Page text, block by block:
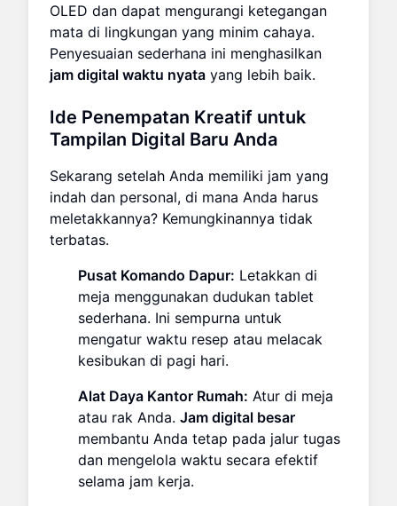
OLED dan dapat mengurangi ketegangan
mata di lingkungan yang minim cahaya.
Penyesuaian sederhana ini menghasilkan
jam digital waktu nyata yang lebih baik.
Ide Penempatan Kreatif untuk
Tampilan Digital Baru Anda
Sekarang setelah Anda memiliki jam yang
indah dan personal, di mana Anda harus
meletakkannya? Kemungkinannya tidak
terbatas.
Pusat Komando Dapur: Letakkan di
meja menggunakan dudukan tablet
sederhana. Ini sempurna untuk
mengatur waktu resep atau melacak
kesibukan di pagi hari.
Alat Daya Kantor Rumah: Atur di meja
atau rak Anda. Jam digital besar
membantu Anda tetap pada jalur tugas
dan mengelola waktu secara efektif
selama jam kerja.